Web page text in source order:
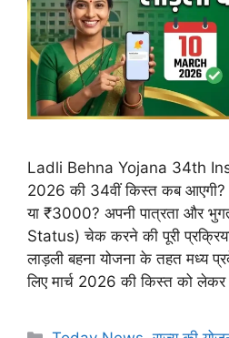
Ladli Behna Yojana 34th
2026 की 34वीं किस्त कब आएगी?
या ₹3000? अपनी पात्रता और
Status) चेक करने की पूरी
लाड़ली बहना योजना के तहत मध्य
लिए मार्च 2026 की किस्त को लेकर